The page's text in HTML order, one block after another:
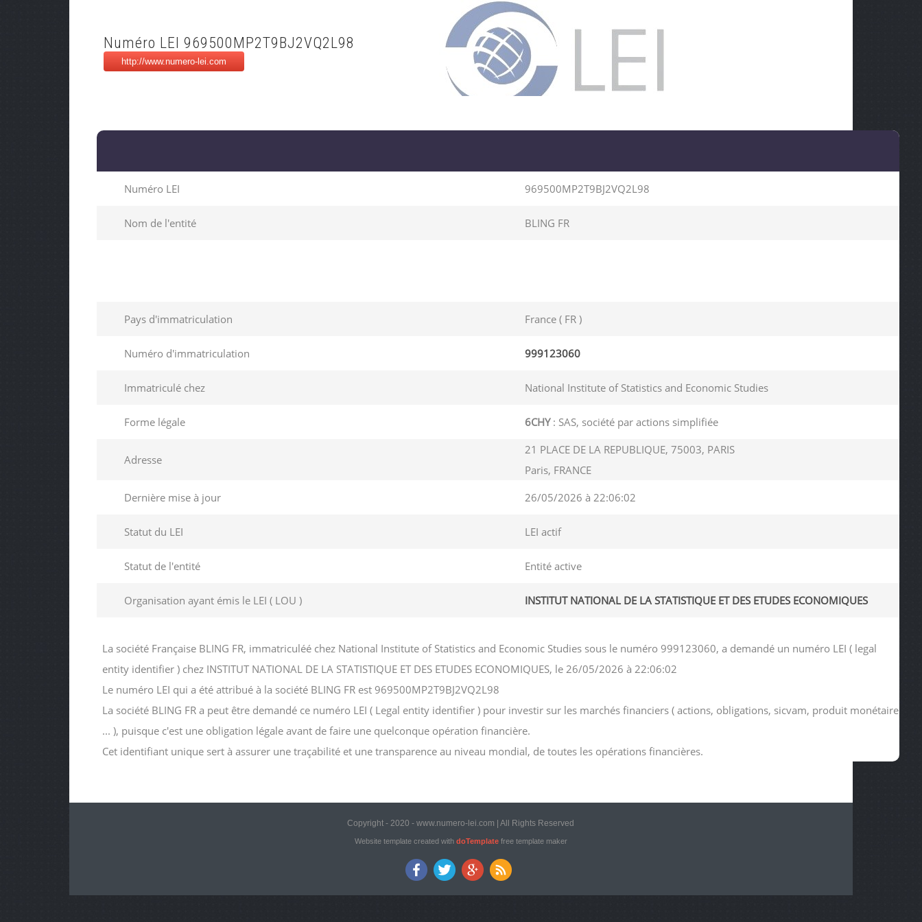
Numéro LEI 969500MP2T9BJ2VQ2L98
Numéro LEI 969500MP2T9BJ2VQ2L98
Nom de l'entité BLING FR
Pays d'immatriculation France ( FR )
Numéro d'immatriculation 999123060
Immatriculé chez National Institute of Statistics and Economic Studies
Forme légale 6CHY: SAS, société par actions simplifiée
Adresse
21 PLACE DE LA REPUBLIQUE, 75003, PARIS
Paris, FRANCE
Dernière mise à jour
26/05/2026 à 22:06:02
Statut du LEI LEI actif
Statut de l'entité Entité active
Organisation ayant émis le LEI ( LOU ) INSTITUT NATIONAL DE LA STATISTIQUE ET DES ETUDES ECONOMIQUES
La société Française BLING FR, immatriculéé chez National Institute of Statistics and Economic Studies sous le numéro 999123060, a demandé un numéro LEI ( legal
entity identifier ) chez INSTITUT NATIONAL DE LA STATISTIQUE ET DES ETUDES ECONOMIQUES, le 26/05/2026 à 22:06:02
Le numéro LEI qui a été attribué à la société BLING FR est 969500MP2T9BJ2VQ2L98
La société BLING FR a peut être demandé ce numéro LEI ( Legal entity identifier ) pour investir sur les marchés financiers ( actions, obligations, sicvam, produit monétaire
... ), puisque c'est une obligation légale avant de faire une quelconque opération financière.
Cet identifiant unique sert à assurer une traçabilité et une transparence au niveau mondial, de toutes les opérations financières.
Copyright - 2020 - www.numero-lei.com | All Rights Reserved
Website template created with doTemplatefree template maker